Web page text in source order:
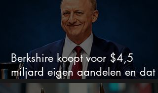
Berkshire koopt voor $4,5
miljard eigen aandelen en dat
zegt veel over de waardering